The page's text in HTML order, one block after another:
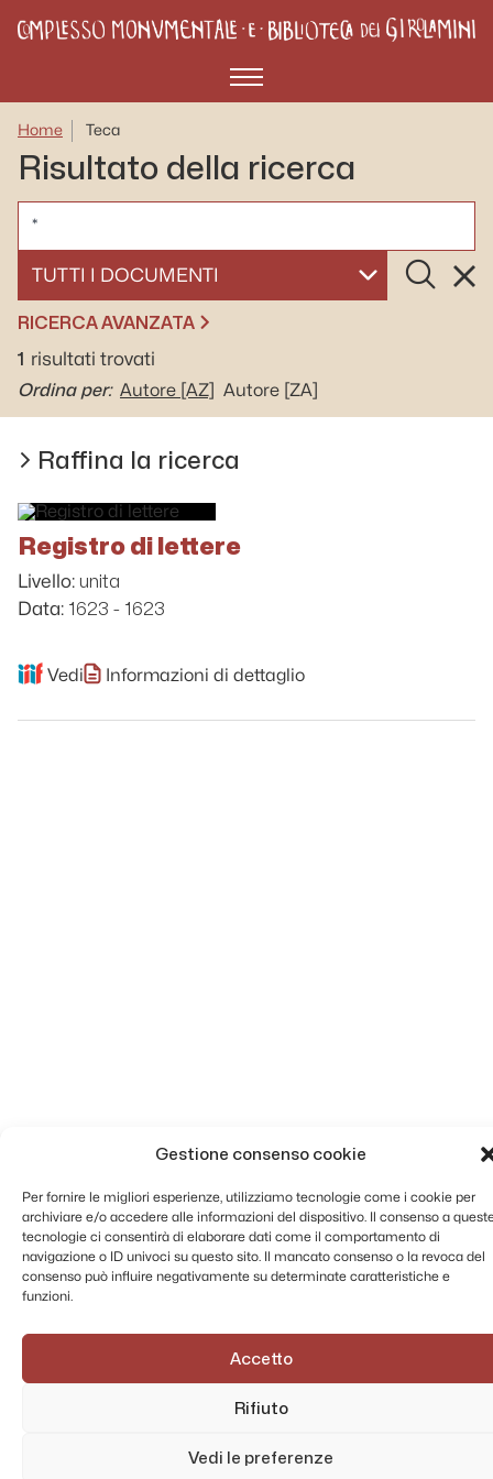
Gestione consenso cookie
Per fornire le migliori esperienze, utilizziamo tecnologie come i cookie per
archiviare e/o accedere alle informazioni del dispositivo. Il consenso a
tecnologie ci consentirà di elaborare dati come il comportamento di
navigazione o ID univoci su questo sito. Il mancato consenso o la revoca del
consenso può influire negativamente su determinate caratteristiche e
funzioni.
Accetto
Rifiuto
Vedi le preferenze
Menù
Home Teca
Risultato della ricerca
SELEZIONA UN DOCUMENTO
Cerca
RICERCA AVANZATA
1 risultati trovati
Ordina per: Autore [AZ] Autore [ZA]
Raffina la ricerca
Registro di lettere
Livello: unita
Data: 1623 - 1623
Vedi Informazioni di dettaglio